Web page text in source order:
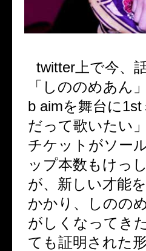
twitter 上で今、
「しののめあん
b aimを舞台に1st
だって歌いたい
チケットがソー
ップ本数もけっ
が、新しい才能
かかり、しのの
がしくなってき
ても証明された形